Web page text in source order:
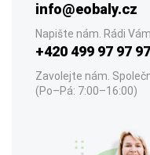
info@eobaly.cz
Napište nám. Rádi
+420 499 97 97 97
Zavolejte nám.
(Po–Pá: 7:00–16:00)